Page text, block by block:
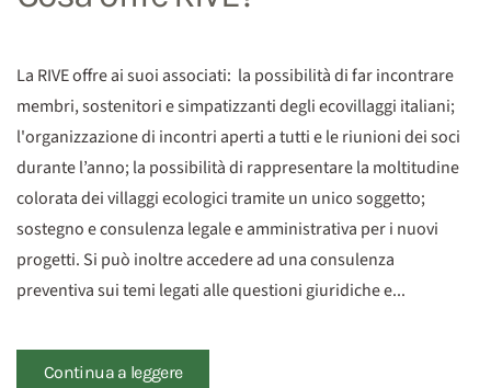
La RIVE offre ai suoi associati: la possibilità di far incontrare
membri, sostenitori e simpatizzanti degli ecovillaggi italiani;
l'organizzazione di incontri aperti a tutti e le riunioni dei soci
durante l’anno; la possibilità di rappresentare la moltitudine
colorata dei villaggi ecologici tramite un unico soggetto;
sostegno e consulenza legale e amministrativa per i nuovi
progetti. Si può inoltre accedere ad una consulenza
preventiva sui temi legati alle questioni giuridiche e...
Continua a leggere